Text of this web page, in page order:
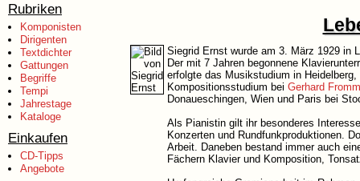
Rubriken
Komponisten
Dirigenten
Textdichter
Gattungen
Begriffe
Tempi
Jahrestage
Kataloge
Einkaufen
CD-Tipps
Angebote
Siegrid Ernst wurde am 3. März 1929 in
Der mit 7 Jahren begonnene
erfolgte das Musikstudium in
Kompositionsstudium bei Gerhard
Donaueschingen, Wien und Paris bei
Als Pianistin gilt ihr besonderes
Konzerten und Rundfunkproduktionen.
Arbeit. Daneben bestand immer auch
Fächern Klavier und Komposition,